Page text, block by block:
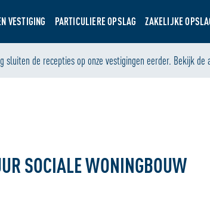
VESTIGING PARTICULIERE OPSLAG ZAKELIJKE
sluiten de recepties op onze vestigingen eerder. Bekijk de
SOCIALE WONINGBOUW